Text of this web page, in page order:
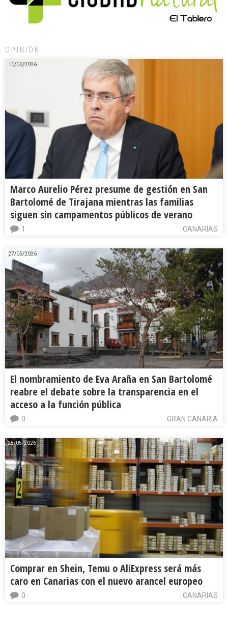
OPINIÓN
10/06/2026
Marco Aurelio Pérez presume de gestión en San
Bartolomé de Tirajana mientras las familias
siguen sin campamentos públicos de verano
CANARIAS
1
27/05/2026
El nombramiento de Eva Araña en San Bartolomé
reabre el debate sobre la transparencia en el
acceso a la función pública
GRAN CANARIA
0
25/05/2026
Comprar en Shein, Temu o AliExpress será más
caro en Canarias con el nuevo arancel europeo
CANARIAS
0